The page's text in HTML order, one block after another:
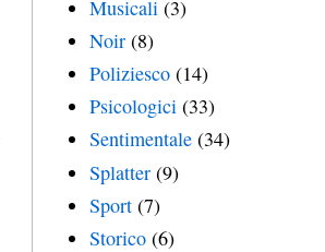
Musicali (3)
Noir (8)
Poliziesco (14)
Psicologici (33)
Sentimentale (34)
Splatter (9)
Sport (7)
Storico (6)